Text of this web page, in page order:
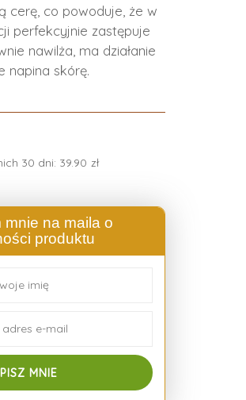
cerę, co powoduje, że w
perfekcyjnie zastępuje
nawilża, ma działanie
napina skórę.
30 dni: 39.90 zł
mnie na maila o
produktu